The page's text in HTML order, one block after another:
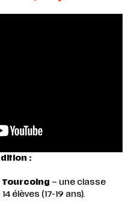
:
Tourcoing – une classe
élèves (17-19 ans).